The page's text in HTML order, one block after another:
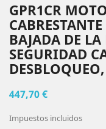
GPR1CR
BAJADA DE
SEGURIDAD
DESBLOQUEO,
447,70 €
Impuestos incluidos